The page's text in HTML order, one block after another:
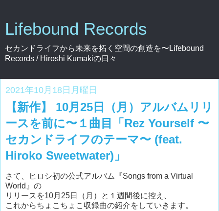
Lifebound Records
セカンドライフから未来を拓く空間の創造を〜Lifebound
Records / Hiroshi Kumakiの日々
2021年10月18日月曜日
【新作】 10月25日（月）アルバムリリ
ースを前に〜１曲目「Rez Yourself 〜
セカンドライフのテーマ〜 (feat.
Hiroko Sweetwater)」
さて、ヒロシ初の公式アルバム『Songs from a Virtual
World』の
リリースを10月25日（月）と１週間後に控え、
これからちょこちょこ収録曲の紹介をしていきます。